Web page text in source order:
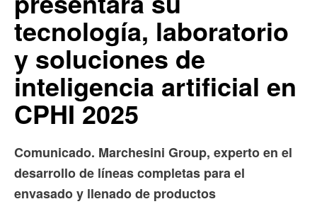
tecnología, laboratorio
y soluciones de
inteligencia artificial en
CPHI 2025
Comunicado. Marchesini Group, experto en el
desarrollo de líneas completas para el
envasado y llenado de productos